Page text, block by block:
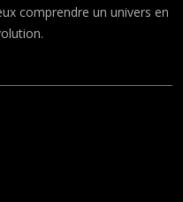
comprendre un univers en